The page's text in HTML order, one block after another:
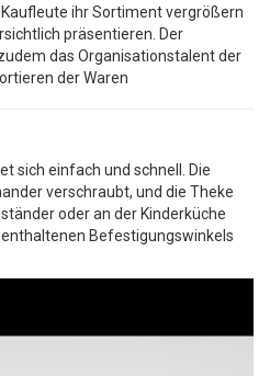
ihr Sortiment vergrößern
präsentieren. Der
das Organisationstalent der
der Waren
sich einfach und schnell. Die
verschraubt, und die Theke
oder an der Kinderküche
Befestigungswinkels